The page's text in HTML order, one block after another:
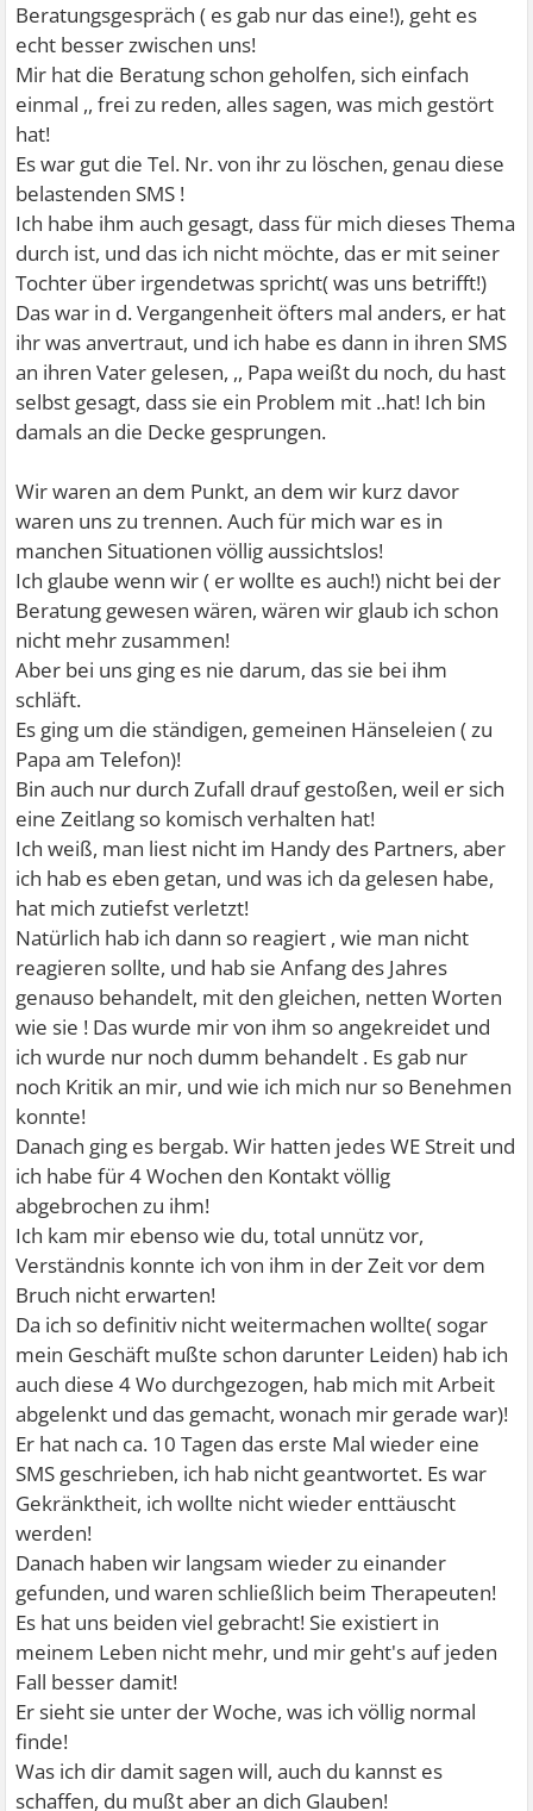
Beratungsgespräch ( es gab nur das eine!), geht es
echt besser zwischen uns!
Mir hat die Beratung schon geholfen, sich einfach
einmal ,, frei zu reden, alles sagen, was mich gestört
hat!
Es war gut die Tel. Nr. von ihr zu löschen, genau diese
belastenden SMS !
Ich habe ihm auch gesagt, dass für mich dieses Thema
durch ist, und das ich nicht möchte, das er mit seiner
Tochter über irgendetwas spricht( was uns betrifft!)
Das war in d. Vergangenheit öfters mal anders, er hat
ihr was anvertraut, und ich habe es dann in ihren SMS
an ihren Vater gelesen, ,, Papa weißt du noch, du hast
selbst gesagt, dass sie ein Problem mit ..hat! Ich bin
damals an die Decke gesprungen.
Wir waren an dem Punkt, an dem wir kurz davor
waren uns zu trennen. Auch für mich war es in
manchen Situationen völlig aussichtslos!
Ich glaube wenn wir ( er wollte es auch!) nicht bei der
Beratung gewesen wären, wären wir glaub ich schon
nicht mehr zusammen!
Aber bei uns ging es nie darum, das sie bei ihm
schläft.
Es ging um die ständigen, gemeinen Hänseleien ( zu
Papa am Telefon)!
Bin auch nur durch Zufall drauf gestoßen, weil er sich
eine Zeitlang so komisch verhalten hat!
Ich weiß, man liest nicht im Handy des Partners, aber
ich hab es eben getan, und was ich da gelesen habe,
hat mich zutiefst verletzt!
Natürlich hab ich dann so reagiert , wie man nicht
reagieren sollte, und hab sie Anfang des Jahres
genauso behandelt, mit den gleichen, netten Worten
wie sie ! Das wurde mir von ihm so angekreidet und
ich wurde nur noch dumm behandelt . Es gab nur
noch Kritik an mir, und wie ich mich nur so Benehmen
konnte!
Danach ging es bergab. Wir hatten jedes WE Streit und
ich habe für 4 Wochen den Kontakt völlig
abgebrochen zu ihm!
Ich kam mir ebenso wie du, total unnütz vor,
Verständnis konnte ich von ihm in der Zeit vor dem
Bruch nicht erwarten!
Da ich so definitiv nicht weitermachen wollte( sogar
mein Geschäft mußte schon darunter Leiden) hab ich
auch diese 4 Wo durchgezogen, hab mich mit Arbeit
abgelenkt und das gemacht, wonach mir gerade war)!
Er hat nach ca. 10 Tagen das erste Mal wieder eine
SMS geschrieben, ich hab nicht geantwortet. Es war
Gekränktheit, ich wollte nicht wieder enttäuscht
werden!
Danach haben wir langsam wieder zu einander
gefunden, und waren schließlich beim Therapeuten!
Es hat uns beiden viel gebracht! Sie existiert in
meinem Leben nicht mehr, und mir geht's auf jeden
Fall besser damit!
Er sieht sie unter der Woche, was ich völlig normal
finde!
Was ich dir damit sagen will, auch du kannst es
schaffen, du mußt aber an dich Glauben!